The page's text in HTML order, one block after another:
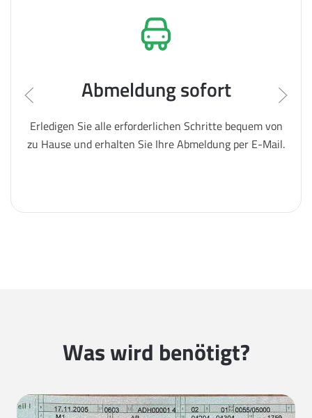
Abmeldung sofort
Erledigen Sie alle erforderlichen Schritte bequem von
zu Hause und erhalten Sie Ihre Abmeldung per E-Mail.
Was wird benötigt?